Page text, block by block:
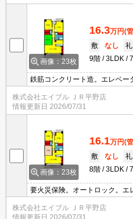
画像：23枚
16.3万円(
敷
なし 礼
9階
3LDK
鉄筋コンクリート造。エレベー
ー式システムキッチン。温水洗
スあり。シャワー付独立洗面台。
株式会社エイブル ＪＲ平野店
情報更新日 2026/07/31
画像：23枚
16.1万円(
敷
なし 礼
8階
3LDK
要火災保険。オートロック。エ
便利。住環境をあなたの目でお
クリート造。角部屋。インター
株式会社エイブル ＪＲ平野店
情報更新日 2026/07/31